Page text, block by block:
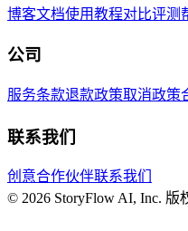
博客文档使用教程对比评测
公司
服务条款退款政策取消政策
联系我们
创意合作伙伴联系我们
© 2026 StoryFlow AI, Inc. 版